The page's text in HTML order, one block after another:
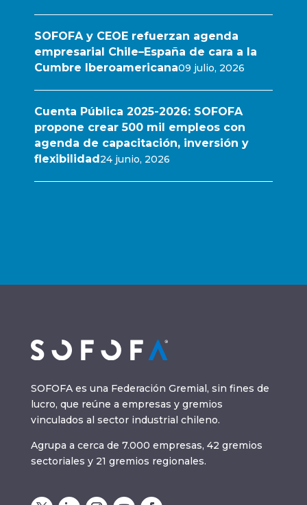
SOFOFA y CEOE refuerzan agenda
empresarial Chile–España de cara a la
Cumbre Iberoamericana09 julio, 2026
Cuenta Pública 2025-2026: SOFOFA
propone crear 500 mil empleos con
agenda de capacitación, inversión y
flexibilidad24 junio, 2026
SOFOFA es una Federación Gremial, sin fines de
lucro, que reúne a empresas y gremios
vinculados al sector industrial chileno.
Agrupa a cerca de 7.000 empresas, 42 gremios
sectoriales y 21 gremios regionales.